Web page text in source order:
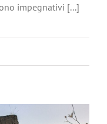
impegnativi [...]